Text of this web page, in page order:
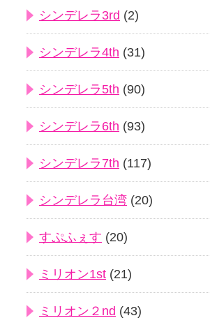
シンデレラ3rd (2)
シンデレラ4th (31)
シンデレラ5th (90)
シンデレラ6th (93)
シンデレラ7th (117)
シンデレラ台湾 (20)
すぷふぇす (20)
ミリオン1st (21)
ミリオン２nd (43)